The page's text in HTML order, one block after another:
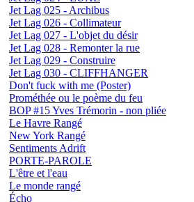
Jet Lag 025 - Archibus
Jet Lag 026 - Collimateur
Jet Lag 027 - L'objet du désir
Jet Lag 028 - Remonter la rue
Jet Lag 029 - Construire
Jet Lag 030 - CLIFFHANGER
Don't fuck with me (Poster)
Prométhée ou le poème du feu
BOP #15 Yves Trémorin - non pliée
Le Havre Rangé
New York Rangé
Sentiments Adrift
PORTE-PAROLE
L'être et l'eau
Le monde rangé
Écho